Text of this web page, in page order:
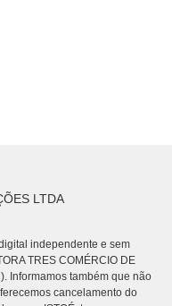
LTDA
independente e sem
TRES COMÉRCIO DE
Informamos também que não
cancelamento do